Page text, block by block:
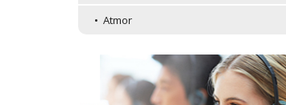
• Atmor